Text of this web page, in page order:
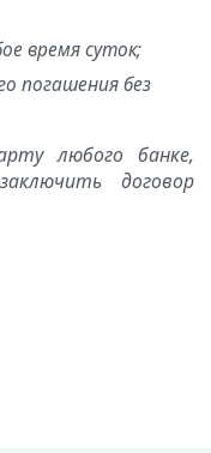
время суток;
погашения без
любого банке,
договор